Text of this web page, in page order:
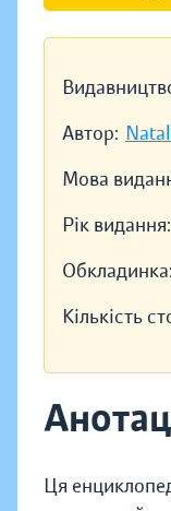
Автор:
Мова
Рік видання:
Обкладинка:
Кількість
Ця